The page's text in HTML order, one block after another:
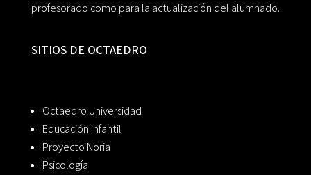
profesorado como para la actualización del alumnado.
SITIOS DE OCTAEDRO
Octaedro Universidad
Educación Infantil
Proyecto Noria
Psicología